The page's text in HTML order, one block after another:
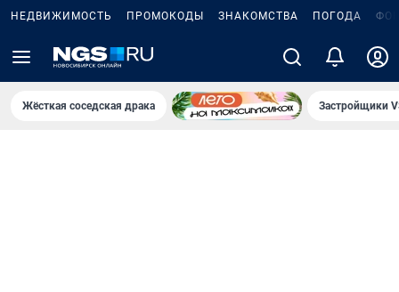
НЕДВИЖИМОСТЬ ПРОМОКОДЫ ЗНАКОМСТВА ПОГОДА
Жёсткая соседская драка Застройщики